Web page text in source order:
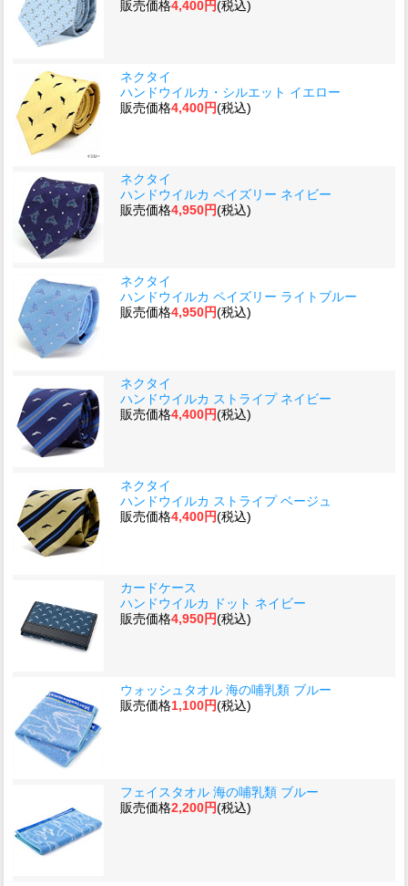
販売価格4,400円(税込)
ネクタイ
ハンドウイルカ・シルエット イエロー
販売価格4,400円(税込)
ネクタイ
ハンドウイルカ ペイズリー ネイビー
販売価格4,950円(税込)
ネクタイ
ハンドウイルカ ペイズリー ライトブルー
販売価格4,950円(税込)
ネクタイ
ハンドウイルカ ストライプ ネイビー
販売価格4,400円(税込)
ネクタイ
ハンドウイルカ ストライプ ベージュ
販売価格4,400円(税込)
カードケース
ハンドウイルカ ドット ネイビー
販売価格4,950円(税込)
ウォッシュタオル 海の哺乳類 ブルー
販売価格1,100円(税込)
フェイスタオル 海の哺乳類 ブルー
販売価格2,200円(税込)